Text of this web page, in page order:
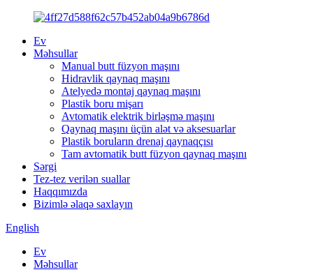
Ev
Məhsullar
Manual butt füzyon maşını
Hidravlik qaynaq maşını
Atelyedə montaj qaynaq maşını
Plastik boru mişarı
Avtomatik elektrik birləşmə maşını
Qaynaq maşını üçün alət və aksesuarlar
Plastik boruların drenaj qaynaqçısı
Tam avtomatik butt füzyon qaynaq maşını
Sərgi
Tez-tez verilən suallar
Haqqımızda
Bizimlə əlaqə saxlayın
English
Ev
Məhsullar